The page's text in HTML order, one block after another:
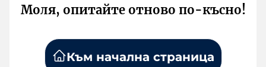
Моля, опитайте отново по-късно!
Към начална страница